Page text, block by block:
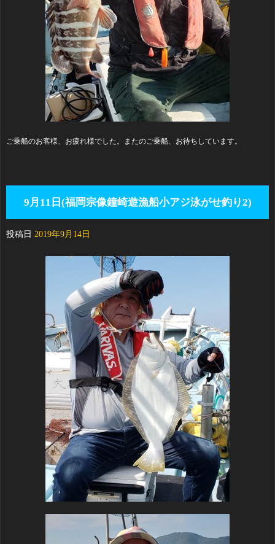
ご乗船のお客様、お疲れ様でした。またのご乗船、お待ちしています。
9月11日(福岡宗像鐘崎遊漁船小アジ泳がせ釣り2)
投稿日 2019年9月14日